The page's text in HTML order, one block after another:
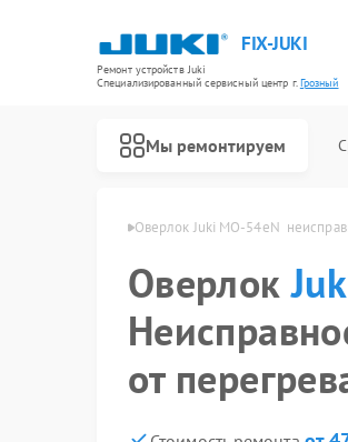
FIX-JUKI
Ремонт устройств Juki
Специализированный cервисный центр г.Грозный
Мы ремонтируем
Оверлок Juki MO-54eN
Оверлок
от